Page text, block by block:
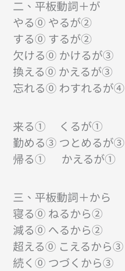
二、平板動詞＋が
やる⓪ やるが②
する⓪ するが②
欠ける⓪ かけるが③
換える⓪ かえるが③
忘れる⓪ わすれるが④
来る① くるが①
勤める③ つとめるが③
帰る① かえるが①
三、平板動詞＋から
寝る⓪ ねるから②
減る⓪ へるから②
超える⓪ こえるから③
続く⓪ つづくから③